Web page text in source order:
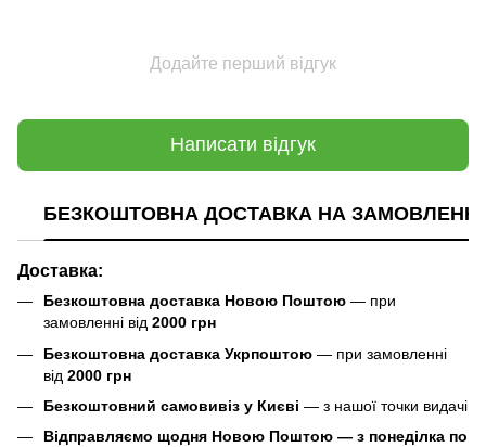
Додайте перший відгук
Написати відгук
БЕЗКОШТОВНА ДОСТАВКА НА ЗАМОВЛЕННЯ
Доставка:
Безкоштовна доставка Новою Поштою — при
замовленні від 2000 грн
Безкоштовна доставка Укрпоштою — при замовленні
від 2000 грн
Безкоштовний самовивіз у Києві — з нашої точки видачі
Відправляємо щодня Новою Поштою — з понеділка по